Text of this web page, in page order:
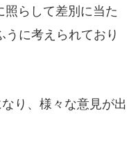
らして差別に当た
に考えられており
り、様々な意見が出